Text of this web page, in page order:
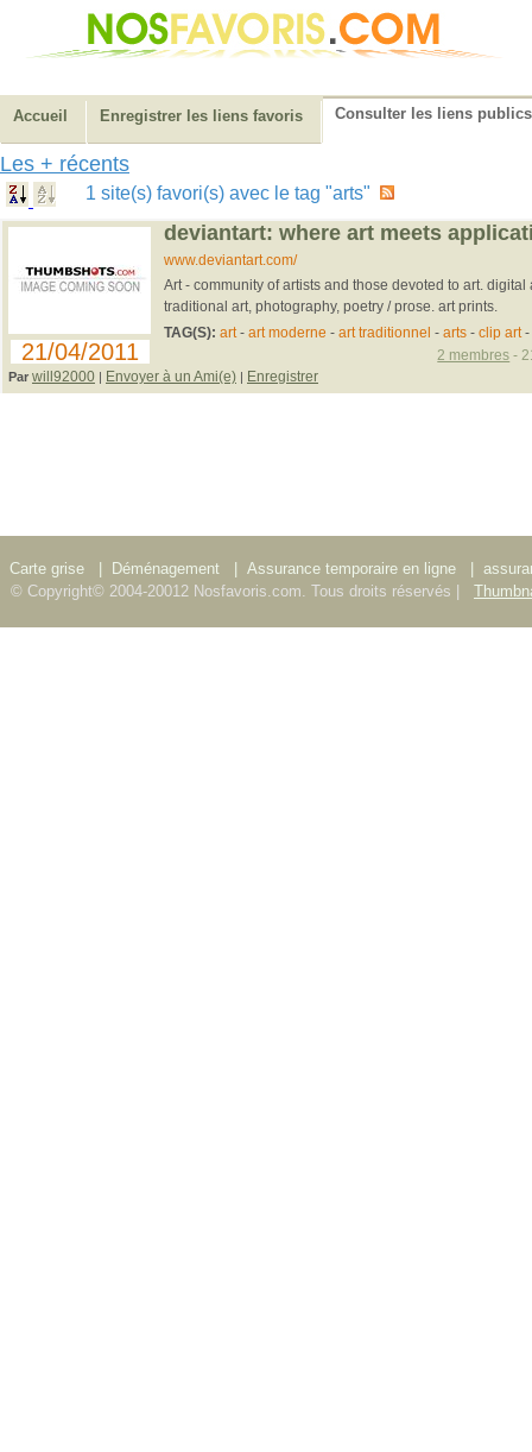
Accueil Enregistrer les liens favoris Consulter les liens publics
Les + récents
1 site(s) favori(s) avec le tag "arts"
21/04/2011
deviantart: where art meets
www.deviantart.com/
Art - community of artists and those devoted to art.
traditional art, photography, poetry / prose. art prints.
TAG(S): art- art moderne - art traditionnel - arts- clip art-
Par will92000 | Envoyer à un Ami(e) | Enregistrer
2 membres -
Carte grise Déménagement Assurance temporaire en ligne
© Copyright© 2004-20012 Nosfavoris.com. Tous droits réservés |